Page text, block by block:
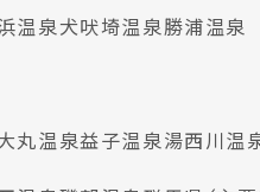
温泉犬吠埼温泉勝浦温泉
丸温泉益子温泉湯西川温